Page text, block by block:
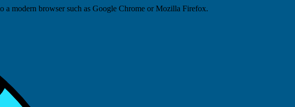
a modern browser such as Google Chrome or Mozilla Firefox.